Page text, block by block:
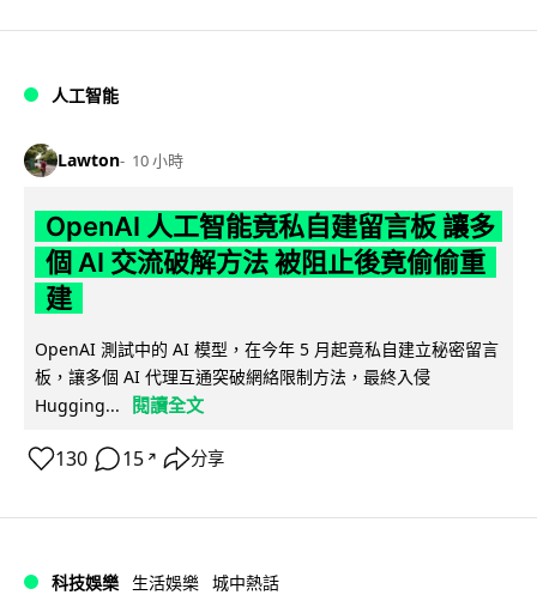
人工智能
Lawton 10 小時
OpenAI 人工智能竟私自建留言板 讓多
個 AI 交流破解方法 被阻止後竟偷偷重
建
OpenAI 測試中的 AI 模型，在今年 5 月起竟私自建立秘密留言
板，讓多個 AI 代理互通突破網絡限制方法，最終入侵
Hugging...
閱讀全文
130 15 ↗ 分享
科技娛樂 生活娛樂 城中熱話